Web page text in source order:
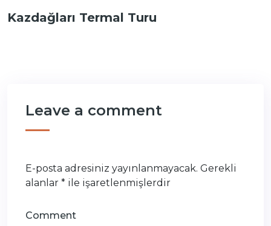
Kazdağları Termal Turu
Leave a comment
E-posta adresiniz yayınlanmayacak. Gerekli
alanlar * ile işaretlenmişlerdir
Comment